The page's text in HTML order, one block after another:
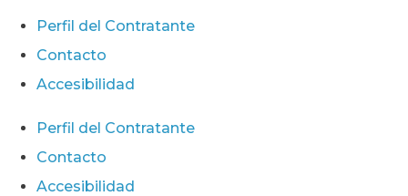
Perfil del Contratante
Contacto
Accesibilidad
Perfil del Contratante
Contacto
Accesibilidad